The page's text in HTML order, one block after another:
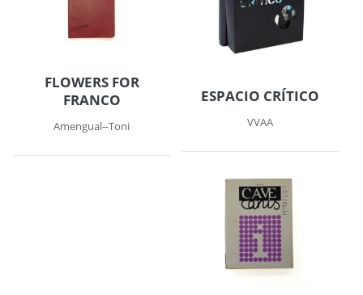
FLOWERS FOR
FRANCO
Amengual--Toni
ESPACIO CRÍTICO
VVAA